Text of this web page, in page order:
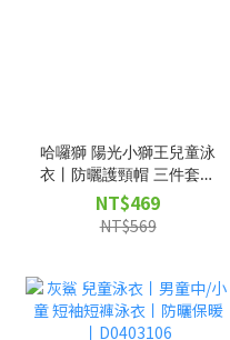
哈囉獅 陽光小獅王兒童泳
衣丨防曬護頸帽 三件套丨
夏日玩水必備丨D0403108
NT$469
NT$569